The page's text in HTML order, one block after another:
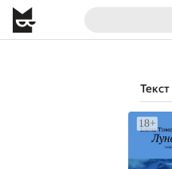
Текст